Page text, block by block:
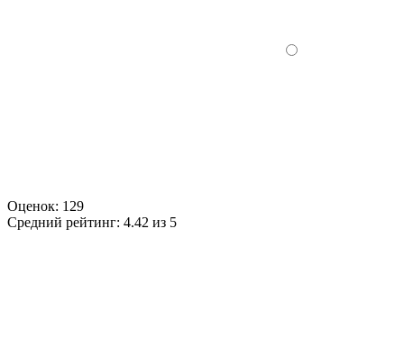
Оценок: 129
Средний рейтинг: 4.42 из 5